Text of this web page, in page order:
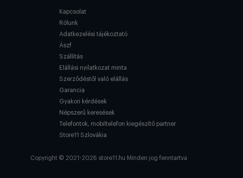
Kapcsolat
Rólunk
Adatkezelési tájékoztató
Ászf
Szállítás
Elállási nyilatkozat minta
Szerződéstől való elállás
Garancia
Gyakori kérdések
Népszerű keresések
Telefontok, mobiltelefon kiegészítő partner
Store11 Szlovákia
Copyright © 2021-2026 store11.hu Minden jog fenntartva